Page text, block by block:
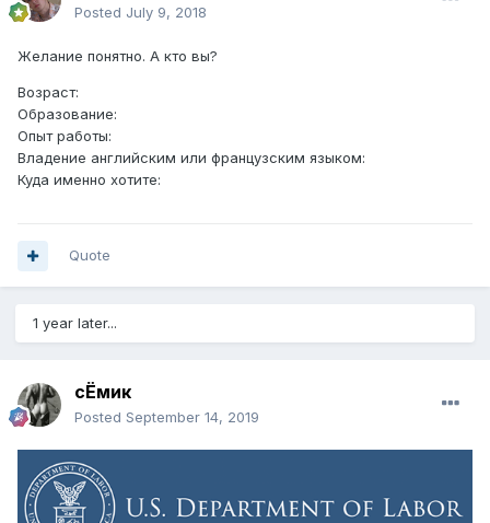
Posted July 9, 2018
Желание понятно. А кто вы?
Возраст:
Образование:
Опыт работы:
Владение английским или французским языком:
Куда именно хотите:
Quote
1 year later...
сЁмик
Posted September 14, 2019